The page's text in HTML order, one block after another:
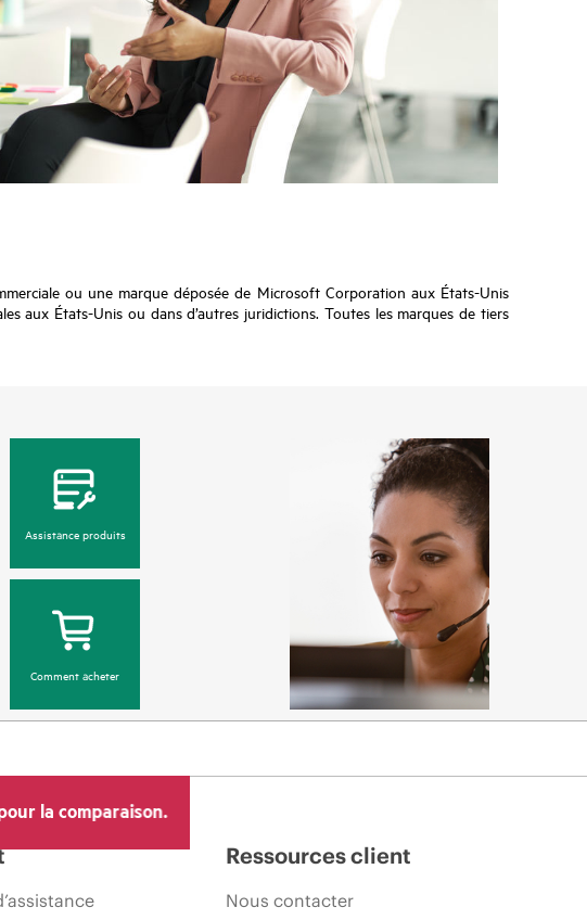
ou une marque déposée de Microsoft Corporation aux États-Unis
aux États-Unis ou dans d’autres juridictions. Toutes les marques de tiers
Assistance produits
Comment acheter
la comparaison.
Ressources client
Nous contacter